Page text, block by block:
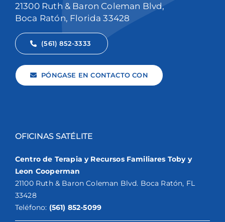
21300 Ruth & Baron Coleman Blvd,
Boca Ratón, Florida 33428
(561) 852-3333
PÓNGASE EN CONTACTO CON
OFICINAS SATÉLITE
Centro de Terapia y Recursos Familiares Toby y
Leon Cooperman
21100 Ruth & Baron Coleman Blvd. Boca Ratón, FL
33428
Teléfono: (561) 852-5099